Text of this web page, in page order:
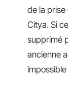
de la prise
Citya. Si
supprimé
ancienne